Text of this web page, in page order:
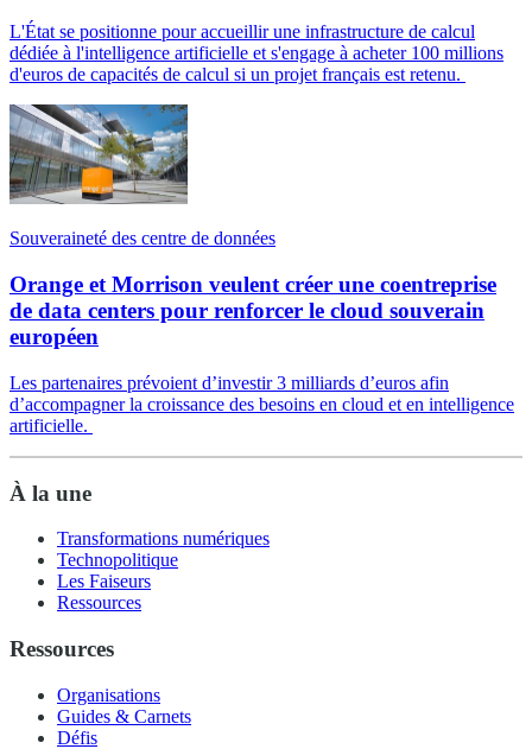
L'État se positionne pour accueillir une infrastructure de calcul
dédiée à l'intelligence artificielle et s'engage à acheter 100 millions
d'euros de capacités de calcul si un projet français est retenu.
Souveraineté des centre de données
Orange et Morrison veulent créer une coentreprise
de data centers pour renforcer le cloud souverain
européen
Les partenaires prévoient d’investir 3 milliards d’euros afin
d’accompagner la croissance des besoins en cloud et en intelligence
artificielle.
À la une
Transformations numériques
Technopolitique
Les Faiseurs
Ressources
Ressources
Organisations
Guides & Carnets
Défis